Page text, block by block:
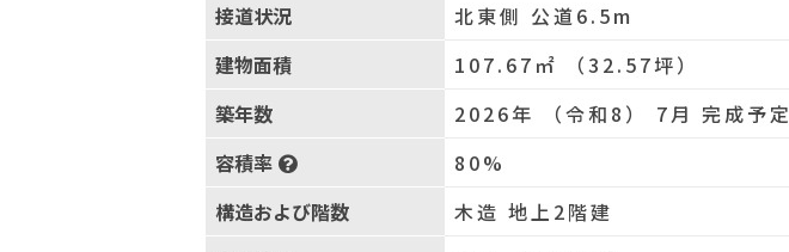
接道状況
北東側 公道6.5m
建物面積
107.67㎡ （32.57坪）
築年数
2026年 （令和8） 7月 完成予定
容積率
80%
構造および階数
木造 地上2階建